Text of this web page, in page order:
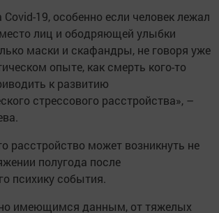
19, особенно если человек лежал
лиц и ободряющей улыбки
маски и скафандры, не говоря уже
опыте, как смерть кого-то
к развитию
стрессового расстройства», –
расстройство может возникнуть не
полугода после
психику события.
имеющимся данным, от тяжелых